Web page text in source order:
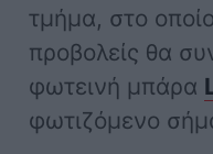
τμήμα, στο
προβολείς θα
φωτεινή μπάρα
φωτιζόμενο